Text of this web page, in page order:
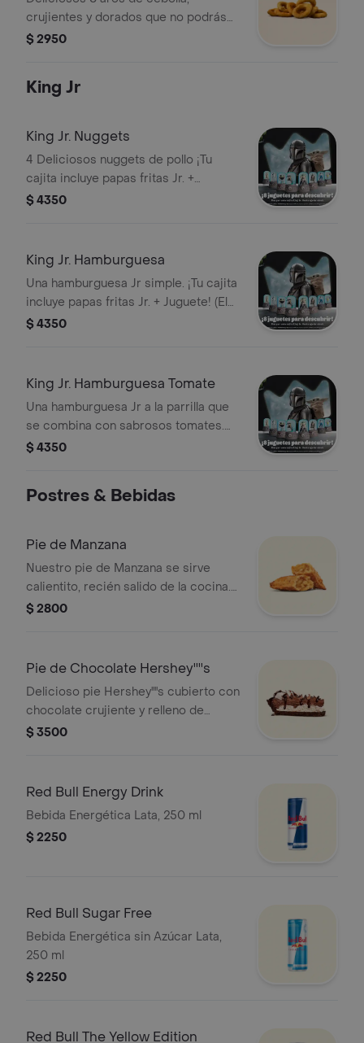
crujientes y dorados que no podrás
parar de comerlos.
$ 2950
King Jr
King Jr. Nuggets
4 Deliciosos nuggets de pollo ¡Tu
cajita incluye papas fritas Jr. +
Juguete! (El juguete puede variar
$ 4350
King Jr. Hamburguesa
Una hamburguesa Jr simple. ¡Tu cajita
incluye papas fritas Jr. + Juguete! (El
juguete puede variar según la
$ 4350
King Jr. Hamburguesa Tomate
Una hamburguesa Jr a la parrilla que
se combina con sabrosos tomates.
¡Tu cajita incluye papas fritas Jr. +
$ 4350
Postres & Bebidas
Pie de Manzana
Nuestro pie de Manzana se sirve
calientito, recién salido de la cocina.
Crujiente hojaldre frito relleno de
$ 2800
Pie de Chocolate Hershey''''s
Delicioso pie Hershey''''s cubierto con
chocolate crujiente y relleno de
crema de chocolate Hersheys
$ 3500
Red Bull Energy Drink
Bebida Energética Lata, 250 ml
$ 2250
Red Bull Sugar Free
Bebida Energética sin Azúcar Lata,
250 ml
$ 2250
Red Bull The Yellow Edition